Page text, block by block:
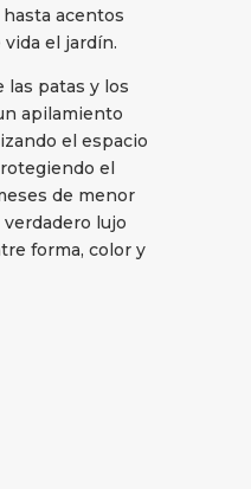
acentos
el jardín.
patas y los
apilamiento
el espacio
el
de menor
lujo
forma, color y